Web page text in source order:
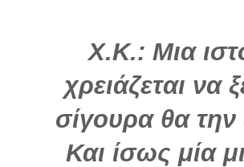
Χ.Κ.: Μια
χρειάζεται να
σίγουρα θα την
Και ίσως μία